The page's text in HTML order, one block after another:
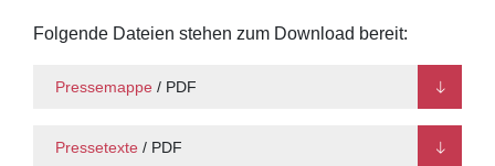
Folgende Dateien stehen zum Download bereit:
Pressemappe / PDF
Pressetexte / PDF